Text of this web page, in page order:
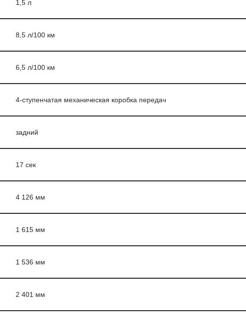
1,5 л
8,5 л/100 км
6,5 л/100 км
4-ступенчатая механическая коробка передач
задний
17 сек
4 126 мм
1 615 мм
1 536 мм
2 401 мм